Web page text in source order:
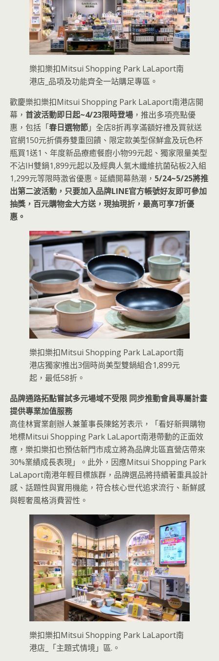
樂扣樂扣Mitsui Shopping Park LaLaport南
港店_品項及功能齊全一站購足專區。
歡慶樂扣樂扣Mitsui Shopping Park LaLaport南港店開
幕， 首波活動即日起~4/23限時登場 ，推出多項亮點優
惠，包括「春日選物節」全店8折再享滿額好禮及買就送
官網150元折價券雙重回饋、限定款美型保鮮盒及玩色杯
瓶買1送1、年度新品療癒餐廚小物99元起、獨家限量美型
不沾IH雙鍋1,899元起以及經典人氣木纖維抗菌砧板2入組
1,299元等限時激省優惠。延續開幕熱潮， 5/24~5/25將推
出第二波活動，只要加入品牌LINE官方帳號好友即可參加
抽獎，百元購物金大方送，現抽現折，最高可享7折優
惠。
樂扣樂扣Mitsui Shopping Park LaLaport南
港店獨家!推出3個時尚美型雙鍋組合1,899元
起，最低58折。
品牌通路拓點嘗試多元場域不受限 同步推動會員專屬計畫
提供專業加值服務
高佳林實業創辦人兼董事長陳銘芳表示，「看好新興購物
地標Mitsui Shopping Park LaLaport南港帶動的正面效
應，樂扣樂扣也預估新門市成立將為品牌北區直營店帶來
30%業績成長表現」。此外，因應Mitsui Shopping Park
LaLaport南港年輕目標族群，品牌選品將持續著重具設計
感、話題性與實用機能，符合核心世代追求流行、新鮮感
與輕奢風格消費習性。
樂扣樂扣Mitsui Shopping Park LaLaport南
港店_「主題式情境」區.。